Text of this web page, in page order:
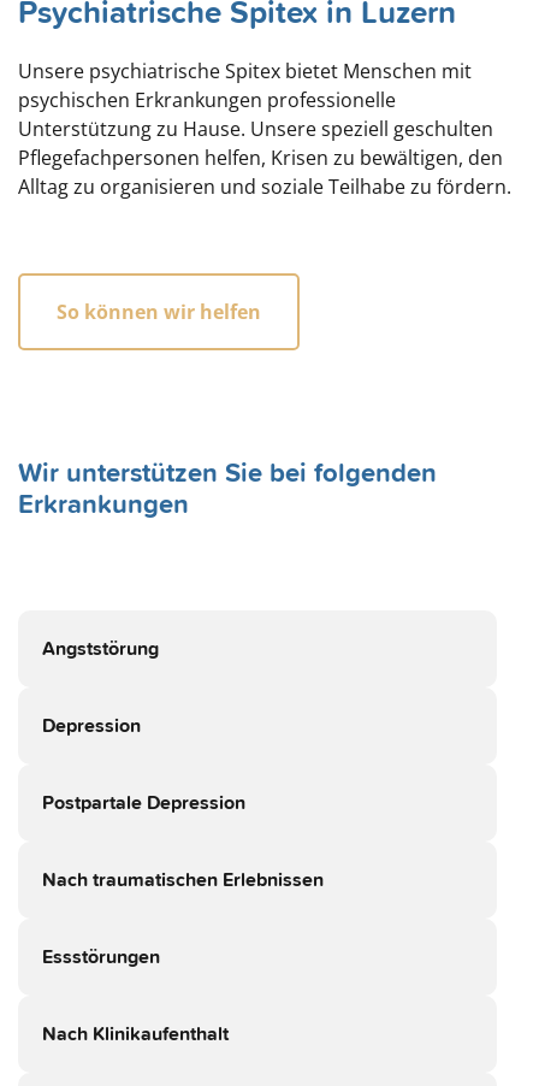
Psychiatrische Spitex in Luzern
Unsere psychiatrische Spitex bietet Menschen mit
psychischen Erkrankungen professionelle
Unterstützung zu Hause. Unsere speziell geschulten
Pflegefachpersonen helfen, Krisen zu bewältigen, den
Alltag zu organisieren und soziale Teilhabe zu fördern.
So können wir helfen
Wir unterstützen Sie bei folgenden
Erkrankungen
Angststörung
Depression
Postpartale Depression
Nach traumatischen Erlebnissen
Essstörungen
Nach Klinikaufenthalt